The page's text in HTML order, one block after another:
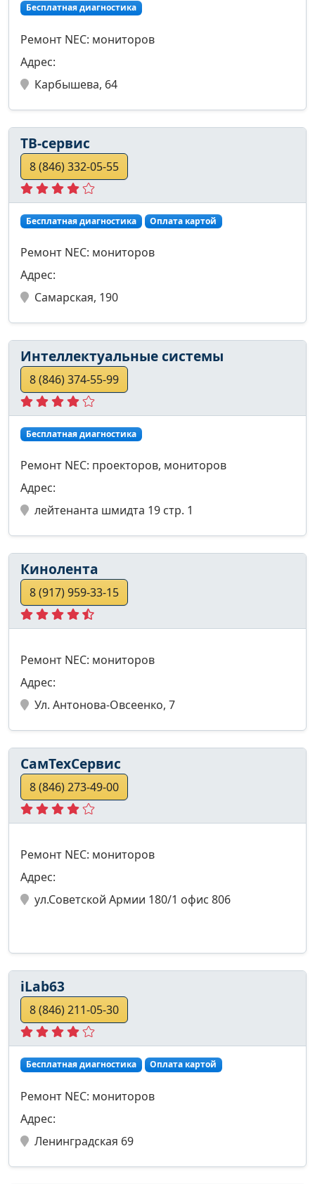
Бесплатная диагностика
Ремонт NEC: мониторов
Адрес:
Карбышева, 64
ТВ-сервис
8 (846) 332-05-55
Бесплатная диагностика Оплата картой
Ремонт NEC: мониторов
Адрес:
Самарская, 190
Интеллектуальные системы
8 (846) 374-55-99
Бесплатная диагностика
Ремонт NEC: проекторов, мониторов
Адрес:
лейтенанта шмидта 19 стр. 1
Кинолента
8 (917) 959-33-15
Ремонт NEC: мониторов
Адрес:
Ул. Антонова-Овсеенко, 7
СамТехСервис
8 (846) 273-49-00
Ремонт NEC: мониторов
Адрес:
ул.Советской Армии 180/1 офис 806
iLab63
8 (846) 211-05-30
Бесплатная диагностика Оплата картой
Ремонт NEC: мониторов
Адрес:
Ленинградская 69